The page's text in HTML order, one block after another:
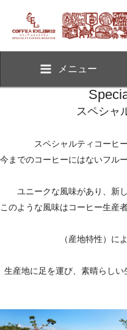
メニュー
スペシャ
スペシャルティコーヒ
今までのコーヒーにはないフル
ユニークな風味があり、新
このような風味はコーヒー生産
（産地特性）に
生産地に足を運び、素晴らし